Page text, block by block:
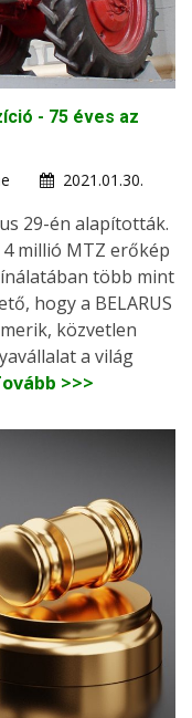
- 75 éves az
2021.01.30.
29-én alapították.
millió MTZ erőkép
több mint
hogy a BELARUS
közvetlen
a világ
>>>